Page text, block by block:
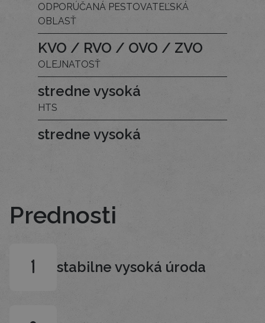
ODPORÚČANÁ PESTOVATEĽSKÁ
OBLASŤ
KVO / RVO / OVO / ZVO
OLEJNATOSŤ
stredne vysoká
HTS
stredne vysoká
Prednosti
1 stabilne vysoká úroda